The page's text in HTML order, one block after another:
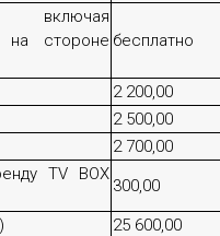
включая
на стороне бесплатно
2 200,00
2 500,00
2 700,00
TV BOX
300,00
25 600,00
внутренних бизнес-
существенных
к услугам
увеличение
улучшения
повышения
обмена и
Transtelecom
надежности Tier 3